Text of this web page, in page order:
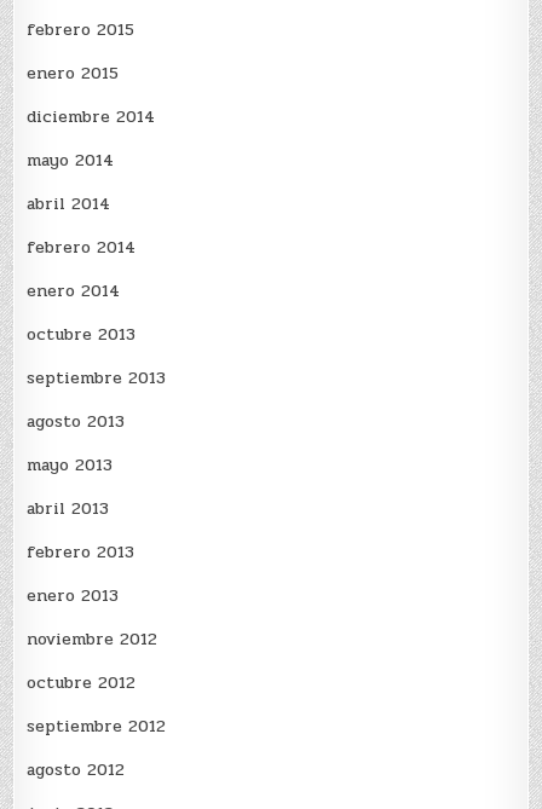
febrero 2015
enero 2015
diciembre 2014
mayo 2014
abril 2014
febrero 2014
enero 2014
octubre 2013
septiembre 2013
agosto 2013
mayo 2013
abril 2013
febrero 2013
enero 2013
noviembre 2012
octubre 2012
septiembre 2012
agosto 2012